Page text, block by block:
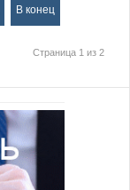
В конец
Страница 1 из 2